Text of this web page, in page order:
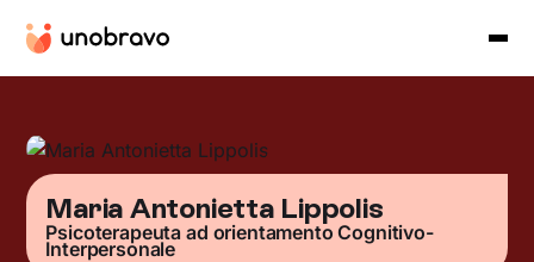
Maria Antonietta Lippolis
Psicoterapeuta ad orientamento Cognitivo-
Interpersonale